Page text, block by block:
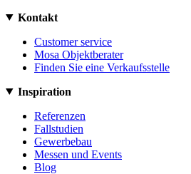
Kontakt
Customer service
Mosa Objektberater
Finden Sie eine Verkaufsstelle
Inspiration
Referenzen
Fallstudien
Gewerbebau
Messen und Events
Blog